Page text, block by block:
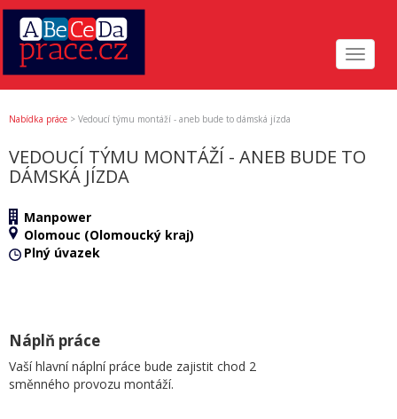
Toggle
Nabídka práce > Vedoucí týmu montáží - aneb bude to dámská jízda
VEDOUCÍ TÝMU MONTÁŽÍ - ANEB BUDE TO
DÁMSKÁ JÍZDA
Manpower
Olomouc (Olomoucký kraj)
Plný úvazek
Náplň práce
Vaší hlavní náplní práce bude zajistit chod 2
směnného provozu montáží.